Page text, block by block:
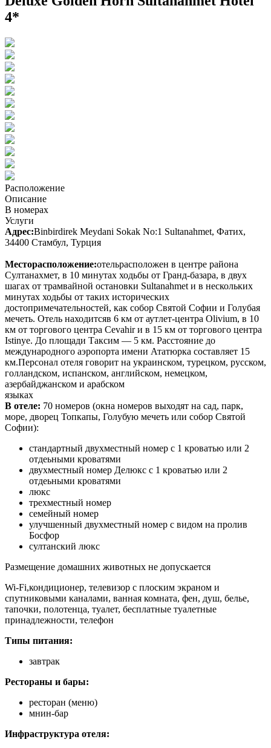
4*
Расположение
Описание
В номерах
Услуги
Адрес:Binbirdirek Meydani Sokak No:1 Sultanahmet, Фатих,
34400 Стамбул, Турция
Месторасположение:отельрасположен в центре района
Султанахмет, в 10 минутах ходьбы от Гранд-базара, в двух
шагах от трамвайной остановки Sultanahmet и в нескольких
минутах ходьбы от таких исторических
достопримечательностей, как собор Святой Софии и Голубая
мечеть. Отель находитсяв 6 км от аутлет-центра Olivium, в 10
км от торгового центра Cevahir и в 15 км от торгового центра
Istinye. До площади Таксим — 5 км. Расстояние до
международного аэропорта имени Ататюрка составляет 15
км.Персонал отеля говорит на украинском, турецком, русском,
голландском, испанском, английском, немецком,
азербайджанском и арабском
языках
В отеле: 70 номеров (окна номеров выходят на сад, парк,
море, дворец Топкапы, Голубую мечеть или собор Святой
Софии):
стандартный двухместный номер с 1 кроватью или 2
отдеьными кроватями
двухместный номер Делюкс с 1 кроватью или 2
отдеьными кроватями
люкс
трехместный номер
семейный номер
улучшенный двухместный номер с видом на пролив
Босфор
султанский люкс
Размещение домашних животных не допускается
Wi-Fi,кондиционер, телевизор с плоским экраном и
спутниковыми каналами, ванная комната, фен, душ, белье,
тапочки, полотенца, туалет, бесплатные туалетные
принадлежности, телефон
Типы питания:
завтрак
Рестораны и бары:
ресторан (меню)
мнин-бар
Инфраструктура отеля: